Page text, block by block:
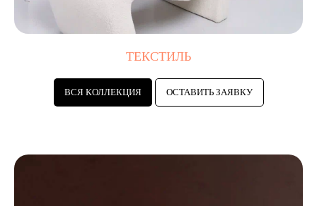
ТЕКСТИЛЬ
ВСЯ КОЛЛЕКЦИЯ ОСТАВИТЬ ЗАЯВКУ